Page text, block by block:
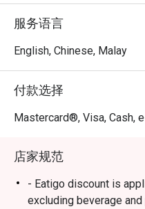
🍽️ 精选推荐
・Momo (鸡腿肉) | 烤至恰
汁，仅以薄盐简单调味，
独门日式甜咸酱汁，风味浓
・Butabara (猪五花) | 烤
串，带着迷人的炭烧焦香
鲜嫩多汁。
🥤 招牌饮品
・精选清酒 | 店家精心挑
服务语言
English, Chinese, Malay
付款选择
Mastercard®, Visa, Cash,
店家规范
- Eatigo discount is
excluding beverage